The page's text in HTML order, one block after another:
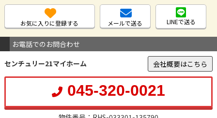
お気に入りに登録する メールで送る LINEで送る
お電話でのお問合わせ
センチュリー21マイホーム
会社概要はこちら
045-320-0021